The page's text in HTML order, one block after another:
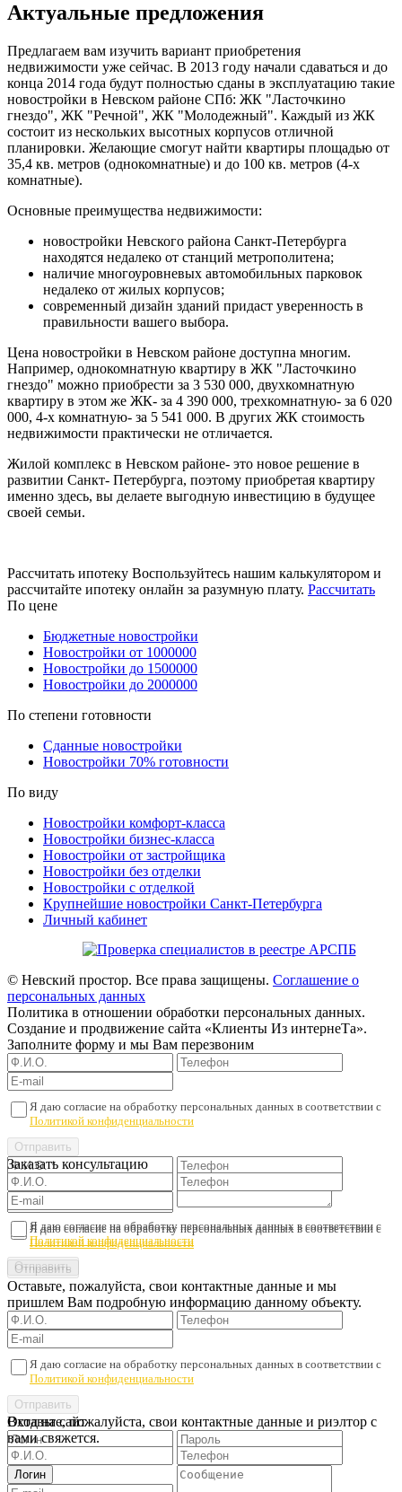
Актуальные предложения
Предлагаем вам изучить вариант приобретения
недвижимости уже сейчас. В 2013 году начали сдаваться и до
конца 2014 года будут полностью сданы в эксплуатацию такие
новостройки в Невском районе СПб: ЖК "Ласточкино
гнездо", ЖК "Речной", ЖК "Молодежный". Каждый из ЖК
состоит из нескольких высотных корпусов отличной
планировки. Желающие смогут найти квартиры площадью от
35,4 кв. метров (однокомнатные) и до 100 кв. метров (4-х
комнатные).
Основные преимущества недвижимости:
новостройки Невского района Санкт-Петербурга
находятся недалеко от станций метрополитена;
наличие многоуровневых автомобильных парковок
недалеко от жилых корпусов;
современный дизайн зданий придаст уверенность в
правильности вашего выбора.
Цена новостройки в Невском районе доступна многим.
Например, однокомнатную квартиру в ЖК "Ласточкино
гнездо" можно приобрести за 3 530 000, двухкомнатную
квартиру в этом же ЖК- за 4 390 000, трехкомнатную- за 6 020
000, 4-х комнатную- за 5 541 000. В других ЖК стоимость
недвижимости практически не отличается.
Жилой комплекс в Невском районе- это новое решение в
развитии Санкт- Петербурга, поэтому приобретая квартиру
именно здесь, вы делаете выгодную инвестицию в будущее
своей семьи.
Рассчитать ипотеку Воспользуйтесь нашим калькулятором и
рассчитайте ипотеку онлайн за разумную плату. Рассчитать
По цене
Бюджетные новостройки
Новостройки от 1000000
Новостройки до 1500000
Новостройки до 2000000
По степени готовности
Сданные новостройки
Новостройки 70% готовности
По виду
Новостройки комфорт-класса
Новостройки бизнес-класса
Новостройки от застройщика
Новостройки без отделки
Новостройки с отделкой
Крупнейшие новостройки Санкт-Петербурга
Личный кабинет
© Невский простор. Все права защищены. Соглашение о
персональных данных
Политика в отношении обработки персональных данных.
Создание и продвижение сайта «Клиенты Из интернеТа».
Заполните форму и мы Вам перезвоним
Я даю согласие на обработку персональных данных в соответствии с
Политикой конфиденциальности
Заказать консультацию
Я даю согласие на обработку персональных данных в соответствии с
Политикой конфиденциальности
Я даю согласие на обработку персональных данных в соответствии с
Политикой конфиденциальности
Оставьте, пожалуйста, свои контактные данные и мы
пришлем Вам подробную информацию данному объекту.
Я даю согласие на обработку персональных данных в соответствии с
Политикой конфиденциальности
Оставьте, пожалуйста, свои контактные данные и риэлтор с
вами свяжется.
Вход на сайт